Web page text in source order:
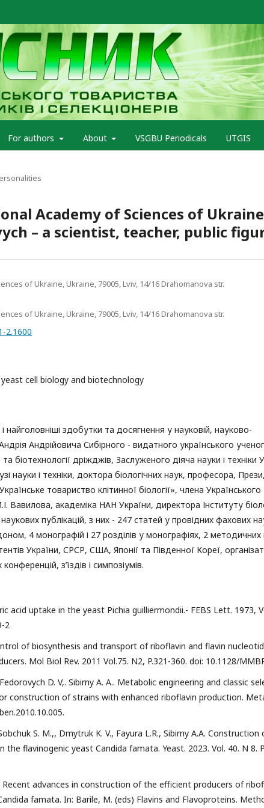
For authors About VSGBU Periodicals UTGIS
Academy of Sciences of Ukraine
– a scientist, teacher, public
of Ukraine, Ukraine, 79005, Lviv, 14/16 Drahomanova str.
of Ukraine, Ukraine, 79005, Lviv, 14/16 Drahomanova str.
2.1600
cell biology and biotechnology
найголовніші здобутки та досягнення у науковій, науково-
Андрія Андрійовича Сибірного - видатного українського
біотехнології дріжджів, Заслуженого діяча науки і техніки
науки і техніки, доктора біологічних наук, професора,
товариство клітинної біології», члена Українського
Вавилова, академіка НАН України, директора Інституту
публікацій, з них - 247 статей у провідних фахових
4 монографій і 27 розділів у монографіях, 2 методичних
України, СРСР, США, Японії та Південної Кореї,
з’їздів і симпозіумів.
acid uptake in the yeast Pichia guilliermondii.- FEBS Lett. 1973,
2
of biosynthesis and transport of riboflavin and flavin
Mol Biol Rev. 2011 Vol.75. N2, P.321-360. doi: 10.1128/
D. V,. Sibirny A. A.. Metabolic engineering and classic
construction of strains with enhanced riboflavin production.
S. M.,, Dmytruk K. V., Fayura L.R., Sibirny A.A. Construction
flavinogenic yeast Candida famata. Yeast. 2023. Vol. 40. N 8.
Recent advances in construction of the efficient producers of
famata. In: Barile, M. (eds) Flavins and Flavoproteins.